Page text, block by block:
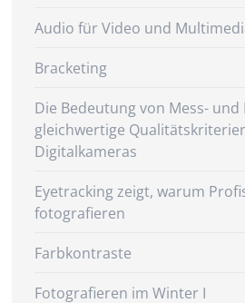
Audio für Video und
Bracketing
Die Bedeutung von Mess- und
gleichwertige
Digitalkameras
Eyetracking zeigt, warum
fotografieren
Farbkontraste
Fotografieren im Winter I